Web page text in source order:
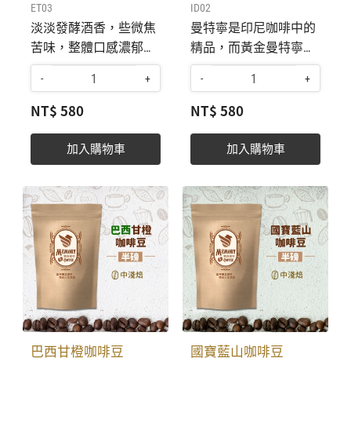
單品莊園咖啡豆，生豆
保有最佳環境溫度保
存。烘焙出最新鮮，香
醇可口的咖啡。 烘焙後
30天內享用，享有最新
鮮，最美好，香醇品
啡豆尚在呼吸變化， 保
存期限約為1年，密封
冷藏，尚有原始的咖啡
風味。 90-93°C熱開水
沖泡，獲取最佳原始品
味。 這杯懷念咖啡，憶
起人生旅途中〜讓人念
念不忘，永久甜蜜的懷
念。
生豆保有最佳環境溫度
保存。烘焙出最新鮮，
香醇可口的咖啡。 烘焙
後30天內享用，享有最
新鮮，最美好，香醇品
味。 烘焙後7天內，咖
存期限約為1年，密封
冷藏，尚有原始的咖啡
風味。 90-93°C熱開水
沖泡，獲取最佳原始品
味。 這杯懷念咖啡，憶
起人生旅途中〜讓人念
念不忘，永久甜蜜的懷
念。
ET03
淡淡發酵酒香，些微焦
苦味，整體口感濃郁厚
實。茉莉花香與柑桔香
更為清澈脫俗，一躍成
為世界精品豆的絕品。 ​​​
台幣580元 。 收到訂單
及費用，即刻安排最佳
烘焙，約3〜5天新鮮成
品寄出送達。 航向世界
網購平台，敦請上島咖
啡陳建成老師傅合作，
烘焙出最新鮮，香醇可
口的咖啡。並將與航向
世界貴賓一同分享。 全
部精選單品莊園咖啡
豆，生豆保有最佳環境
溫度保存。烘焙出最新
- +
NT$ 580
加入購物車
ID02
曼特寧是印尼咖啡中的
精品，而黃金曼特寧又
是曼特寧中的上好精
品。黃金曼特寧是經過
手工精心挑選，色澤瑩
是咖啡中的絕色佳人。 ​​​
統一售價； 半磅226克
台幣580元。 收到訂單
及費用，即刻安排最佳
烘焙，約3〜5天新鮮成
品寄出送達。 航向世界
網購平台，敦請上島咖
啡陳建成老師傅合作，
烘焙出最新鮮，香醇可
口的咖啡。並將與航向
世界貴賓一同分享。 全
部精選單品莊園咖啡
- +
NT$ 580
加入購物車
巴西甘橙咖啡豆 國寶藍山咖啡豆